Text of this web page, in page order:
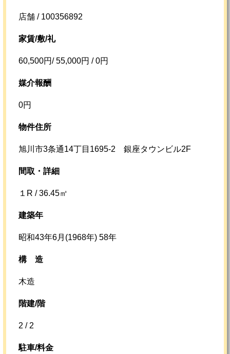
店舗 / 100356892
家賃/敷/礼
60,500円/ 55,000円 / 0円
媒介報酬
0円
物件住所
旭川市3条通14丁目1695-2 銀座タウンビル2F
間取・詳細
１R / 36.45㎡
建築年
昭和43年6月(1968年) 58年
構 造
木造
階建/階
2 / 2
駐車/料金